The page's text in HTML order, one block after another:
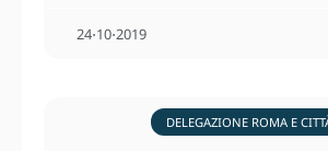
24⋅10⋅2019
DELEGAZIONE ROMA E